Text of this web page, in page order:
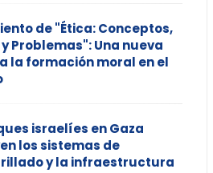
de "Ética: Conceptos,
Problemas": Una nueva
la formación moral en el
israelíes en Gaza
los sistemas de
y la infraestructura